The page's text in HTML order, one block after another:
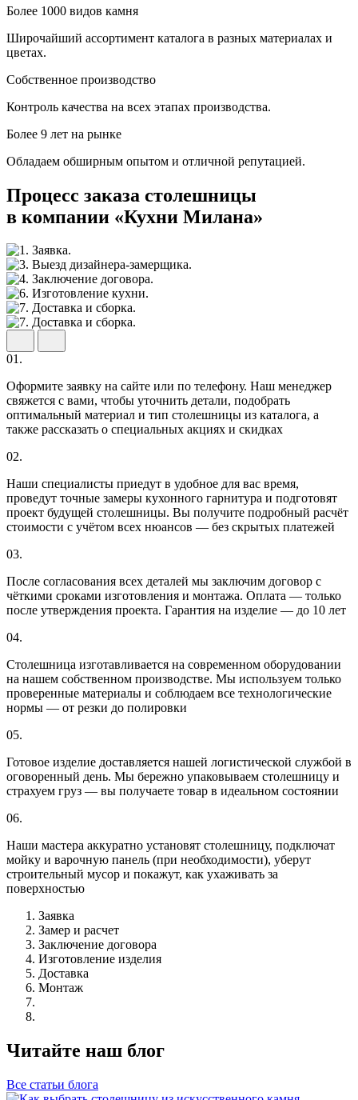
Более 1000 видов камня
Широчайший ассортимент каталога в разных материалах и
цветах.
Собственное производство
Контроль качества на всех этапах производства.
Более 9 лет на рынке
Обладаем обширным опытом и отличной репутацией.
Процесс заказа столешницы
в компании «Кухни Милана»
01.
Оформите заявку на сайте или по телефону. Наш менеджер
свяжется с вами, чтобы уточнить детали, подобрать
оптимальный материал и тип столешницы из каталога, а
также рассказать о специальных акциях и скидках
02.
Наши специалисты приедут в удобное для вас время,
проведут точные замеры кухонного гарнитура и подготовят
проект будущей столешницы. Вы получите подробный расчёт
стоимости с учётом всех нюансов — без скрытых платежей
03.
После согласования всех деталей мы заключим договор с
чёткими сроками изготовления и монтажа. Оплата — только
после утверждения проекта. Гарантия на изделие — до 10 лет
04.
Столешница изготавливается на современном оборудовании
на нашем собственном производстве. Мы используем только
проверенные материалы и соблюдаем все технологические
нормы — от резки до полировки
05.
Готовое изделие доставляется нашей логистической службой в
оговоренный день. Мы бережно упаковываем столешницу и
страхуем груз — вы получаете товар в идеальном состоянии
06.
Наши мастера аккуратно установят столешницу, подключат
мойку и варочную панель (при необходимости), уберут
строительный мусор и покажут, как ухаживать за
поверхностью
Заявка
Замер и расчет
Заключение договора
Изготовление изделия
Доставка
Монтаж
Читайте наш блог
Все статьи блога